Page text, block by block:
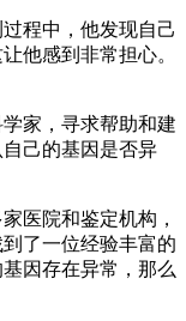
程中，他发现自己
他感到非常担心。
家，寻求帮助和建
己的基因是否异
医院和鉴定机构，
了一位经验丰富的
因存在异常，那么